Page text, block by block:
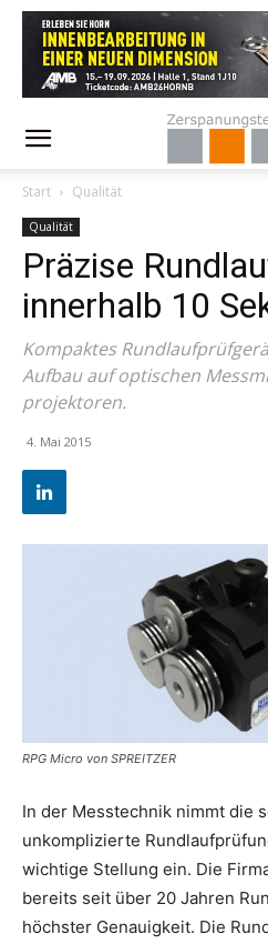
Start Qualität
Qualität
Präzise
innerhalb 10
Kompaktes
Aufbau auf optischen
projektoren.
4. Mai 2015
RPG Micro von SPREITZER
In der Messtechnik nimmt die
unkomplizierte
wichtige Stellung ein. Die
bereits seit über 20 Jahren
höchster Genauigkeit. Die